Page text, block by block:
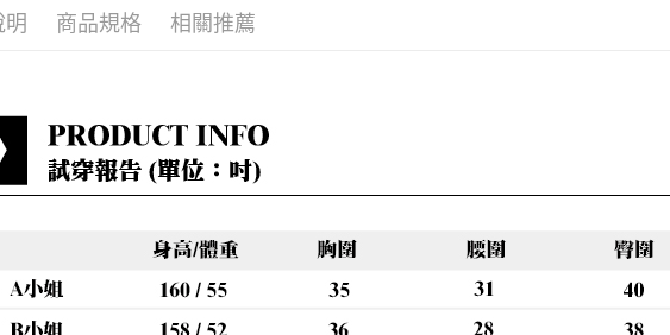
明 商品規格 相關推薦